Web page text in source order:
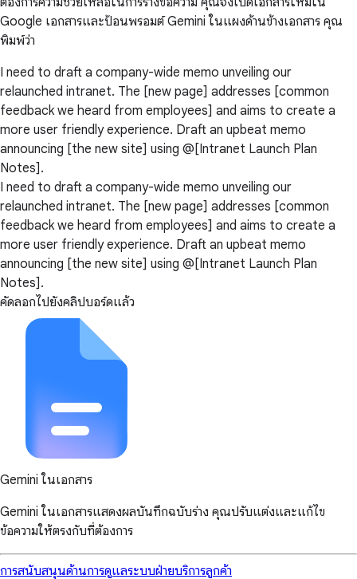
Google เอกสารและป้อนพรอมต์ Gemini ในแผงด้านข้างเอกสาร คุณ
พิมพ์ว่า
I need to draft a company-wide memo unveiling our
relaunched intranet. The [new page] addresses [common
feedback we heard from employees] and aims to create a
more user friendly experience. Draft an upbeat memo
announcing [the new site] using @[Intranet Launch Plan
Notes].
I need to draft a company-wide memo unveiling our
relaunched intranet. The [new page] addresses [common
feedback we heard from employees] and aims to create a
more user friendly experience. Draft an upbeat memo
announcing [the new site] using @[Intranet Launch Plan
Notes].
คัดลอกไปยังคลิปบอร์ดแล้ว
Gemini ในเอกสาร
Gemini ในเอกสารแสดงผลบันทึกฉบับร่าง คุณปรับแต่งและแก้ไข
ข้อความให้ตรงกับที่ต้องการ
การสนับสนุนด้านการดูแลระบบฝ่ายบริการลูกค้า